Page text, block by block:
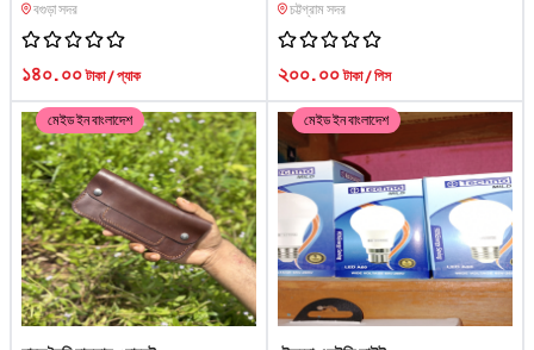
বগুড়া সদর
১৪০.০০টাকা / প্যাক
চট্টগ্রাম সদর
২০০.০০টাকা / পিস
মেইড ইন বাংলাদেশ মেইড ইন বাংলাদেশ